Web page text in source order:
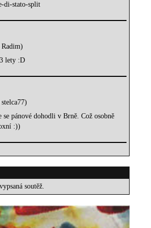
di-stato-split
lety :D
se pánové dohodli v Brně. Což osobně
:))
soutěž.